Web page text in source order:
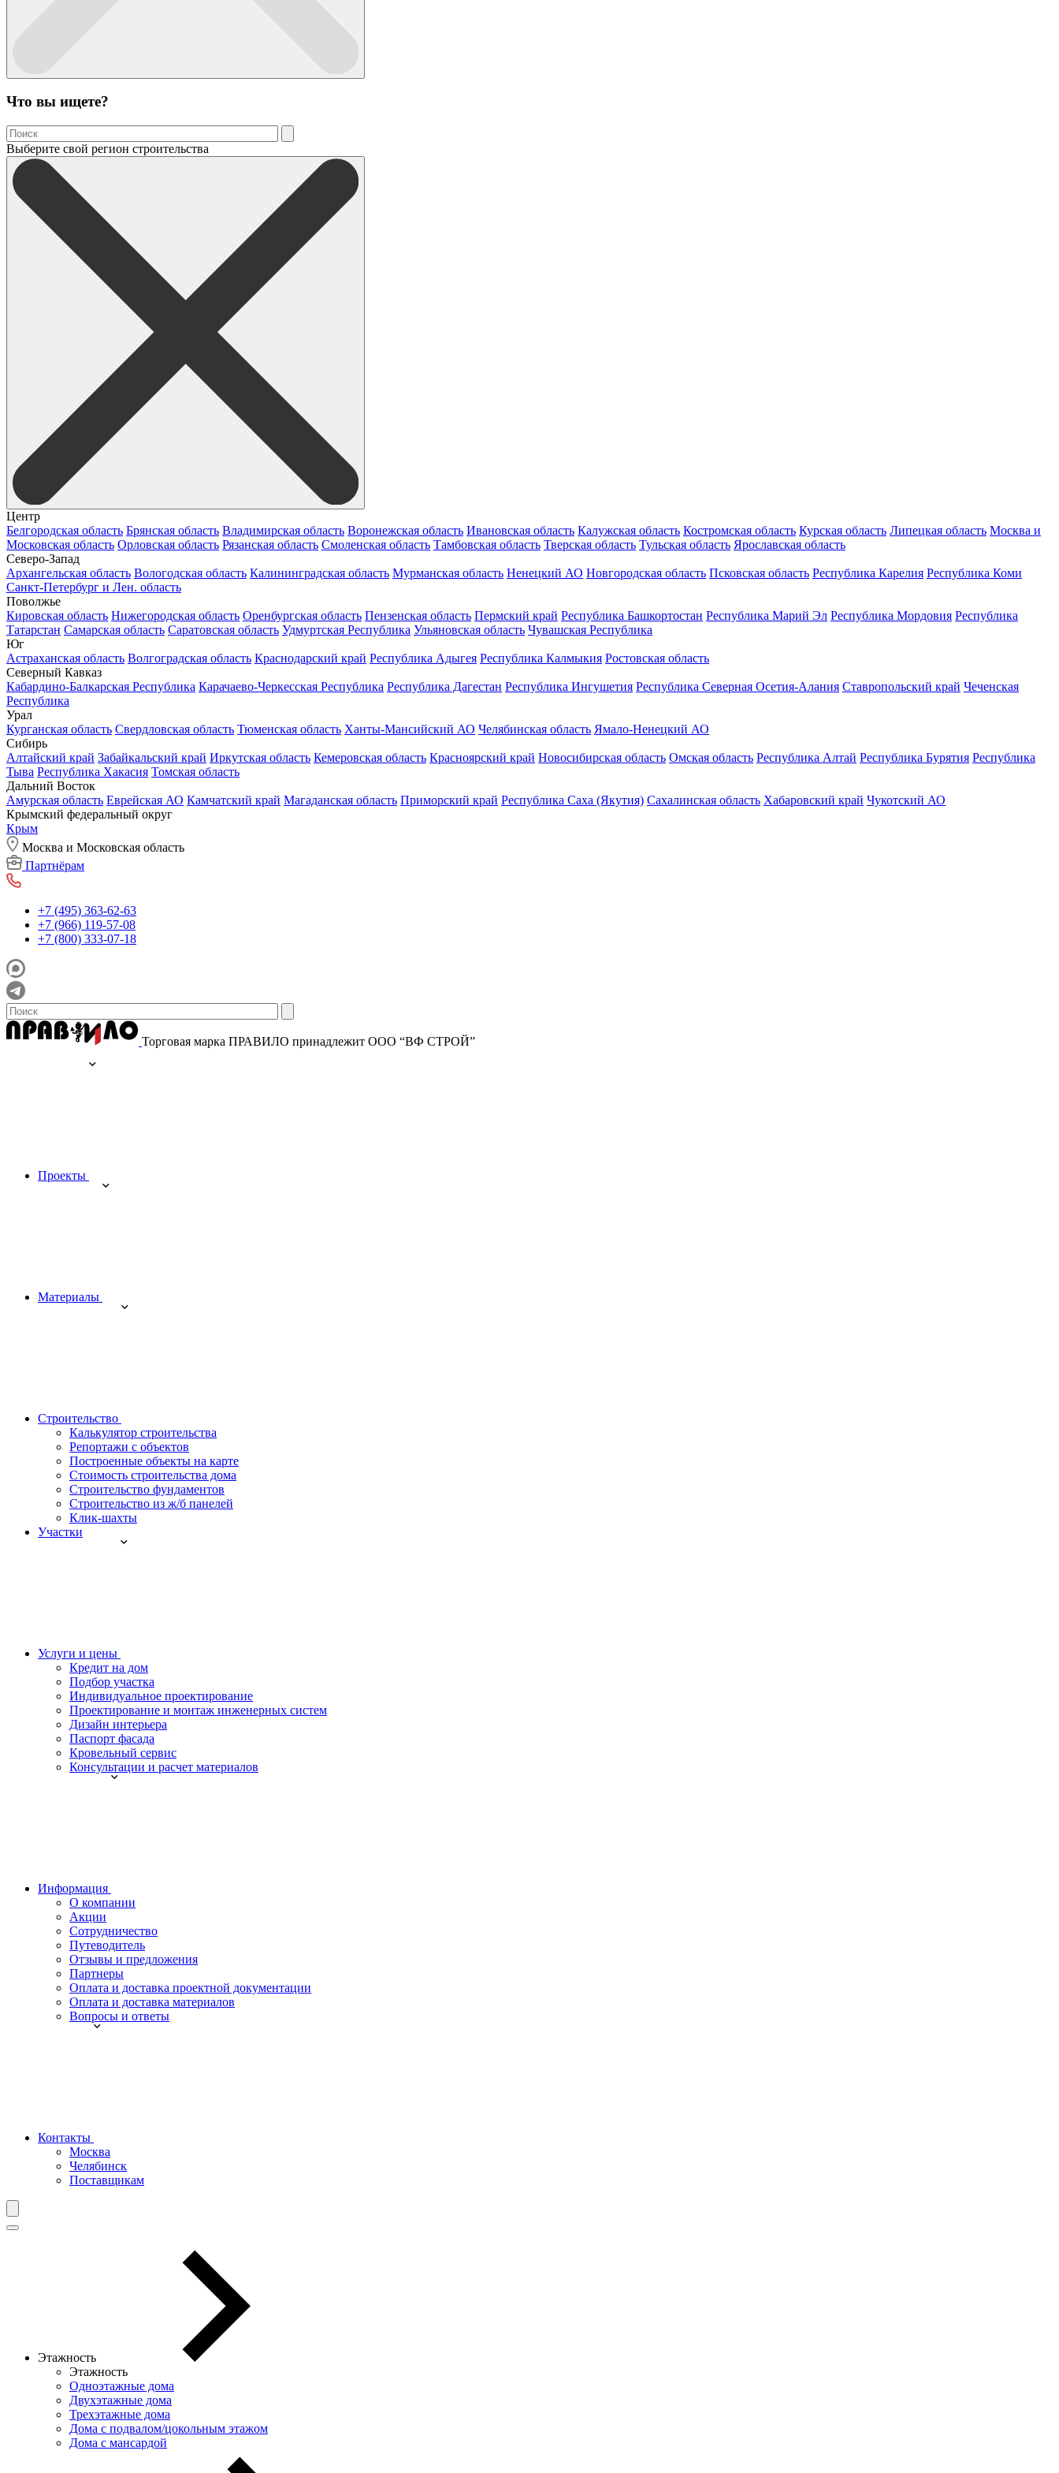
Что вы ищете?
Выберите свой регион строительства
Центр
Белгородская область Брянская область Владимирская область Воронежская область Ивановская область Калужская область Костромская область Курская область Липецкая область Москва и
Московская область Орловская область Рязанская область Смоленская область Тамбовская область Тверская область Тульская область Ярославская область
Северо-Запад
Архангельская область Вологодская область Калининградская область Мурманская область Ненецкий АО Новгородская область Псковская область Республика Карелия Республика Коми
Санкт-Петербург и Лен. область
Поволжье
Кировская область Нижегородская область Оренбургская область Пензенская область Пермский край Республика Башкортостан Республика Марий Эл Республика Мордовия Республика
Татарстан Самарская область Саратовская область Удмуртская Республика Ульяновская область Чувашская Республика
Юг
Астраханская область Волгоградская область Краснодарский край Республика Адыгея Республика Калмыкия Ростовская область
Северный Кавказ
Кабардино-Балкарская Республика Карачаево-Черкесская Республика Республика Дагестан Республика Ингушетия Республика Северная Осетия-Алания Ставропольский край Чеченская
Республика
Урал
Курганская область Свердловская область Тюменская область Ханты-Мансийский АО Челябинская область Ямало-Ненецкий АО
Сибирь
Алтайский край Забайкальский край Иркутская область Кемеровская область Красноярский край Новосибирская область Омская область Республика Алтай Республика Бурятия Республика
Тыва Республика Хакасия Томская область
Дальний Восток
Амурская область Еврейская АО Камчатский край Магаданская область Приморский край Республика Саха (Якутия) Сахалинская область Хабаровский край Чукотский АО
Крымский федеральный округ
Крым
Москва и Московская область
Партнёрам
+7 (495) 363-62-63
+7 (966) 119-57-08
+7 (800) 333-07-18
Торговая марка ПРАВИЛО принадлежит ООО “ВФ СТРОЙ”
Проекты
Материалы
Строительство
Калькулятор строительства
Репортажи с объектов
Построенные объекты на карте
Стоимость строительства дома
Строительство фундаментов
Строительство из ж/б панелей
Клик-шахты
Участки
Услуги и цены
Кредит на дом
Подбор участка
Индивидуальное проектирование
Проектирование и монтаж инженерных систем
Дизайн интерьера
Паспорт фасада
Кровельный сервис
Консультации и расчет материалов
Информация
О компании
Акции
Сотрудничество
Путеводитель
Отзывы и предложения
Партнеры
Оплата и доставка проектной документации
Оплата и доставка материалов
Вопросы и ответы
Контакты
Москва
Челябинск
Поставщикам
Этажность
Этажность
Одноэтажные дома
Двухэтажные дома
Трехэтажные дома
Дома с подвалом/цокольным этажом
Дома с мансардой